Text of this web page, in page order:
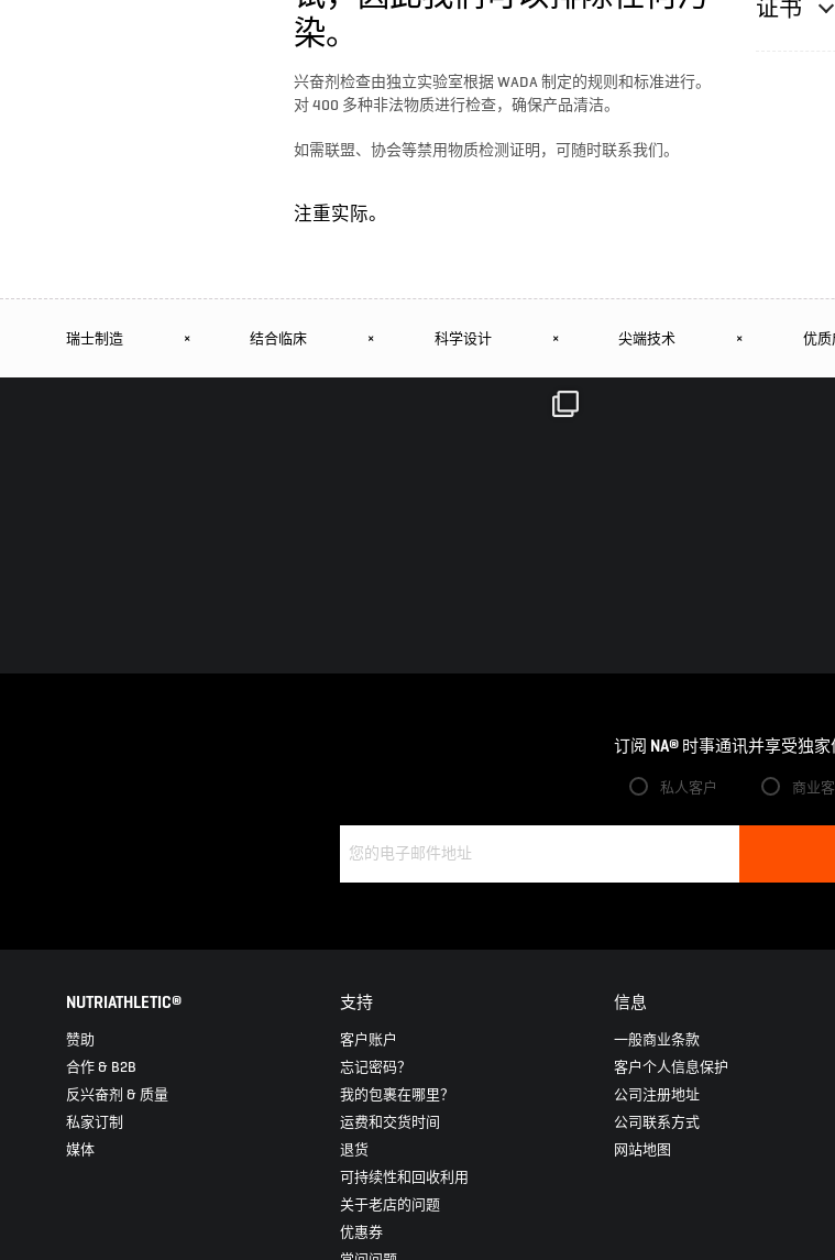
染。
兴奋剂检查由独立实验室根据 WADA 制定的规则和标准进行。
对 400 多种非法物质进行检查，确保产品清洁。
如需联盟、协会等禁用物质检测证明，可随时联系我们。
注重实际。
证书
瑞士制造 × 结合临床 × 科学设计 × 尖端技术 × 优质
订阅 NA® 时事通讯并享受独家
私人客户 商业
NUTRIATHLETIC®
赞助
合作 & B2B
反兴奋剂 & 质量
私家订制
媒体
支持
客户账户
忘记密码？
我的包裹在哪里？
运费和交货时间
退货
可持续性和回收利用
关于老店的问题
优惠券
信息
一般商业条款
客户个人信息保护
公司注册地址
公司联系方式
网站地图